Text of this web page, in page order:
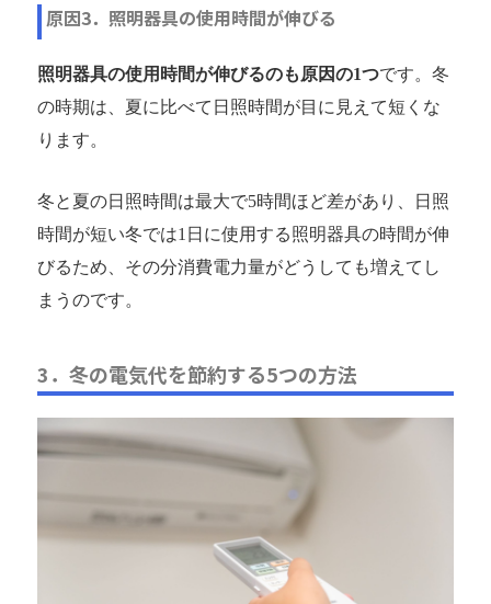
原因3．照明器具の使用時間が伸びる
照明器具の使用時間が伸びるのも原因の1つです。冬
の時期は、夏に比べて日照時間が目に見えて短くな
ります。
冬と夏の日照時間は最大で5時間ほど差があり、日照
時間が短い冬では1日に使用する照明器具の時間が伸
びるため、その分消費電力量がどうしても増えてし
まうのです。
3．冬の電気代を節約する5つの方法